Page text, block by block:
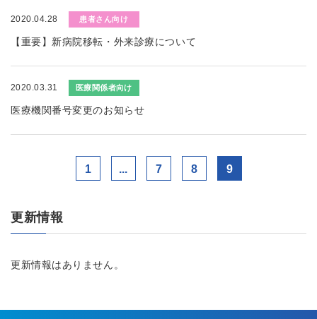
2020.04.28 患者さん向け
【重要】新病院移転・外来診療について
2020.03.31 医療関係者向け
医療機関番号変更のお知らせ
1 ... 7 8 9
更新情報
更新情報はありません。